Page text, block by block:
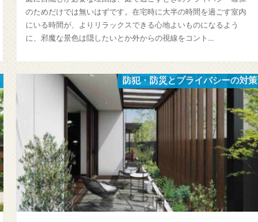
のためだけでは無いはずです。在宅時に大半の時間を過ごす室内
にいる時間が、よりリラックスできる心地よいものになるよう
に、邪魔な景色は隠したいとか外からの視線をコント…
防犯・防災とプライバシーの対策